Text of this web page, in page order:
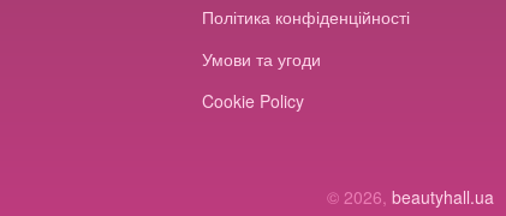
Політика конфіденційності
Умови та угоди
Cookie Policy
© 2026, beautyhall.ua